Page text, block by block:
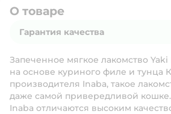
О товаре
Гарантия качества
Запеченное мягкое лакомство
на основе куриного филе и тунца
производителя Inaba, такое
даже самой привередливой
Inaba отличаются высоким